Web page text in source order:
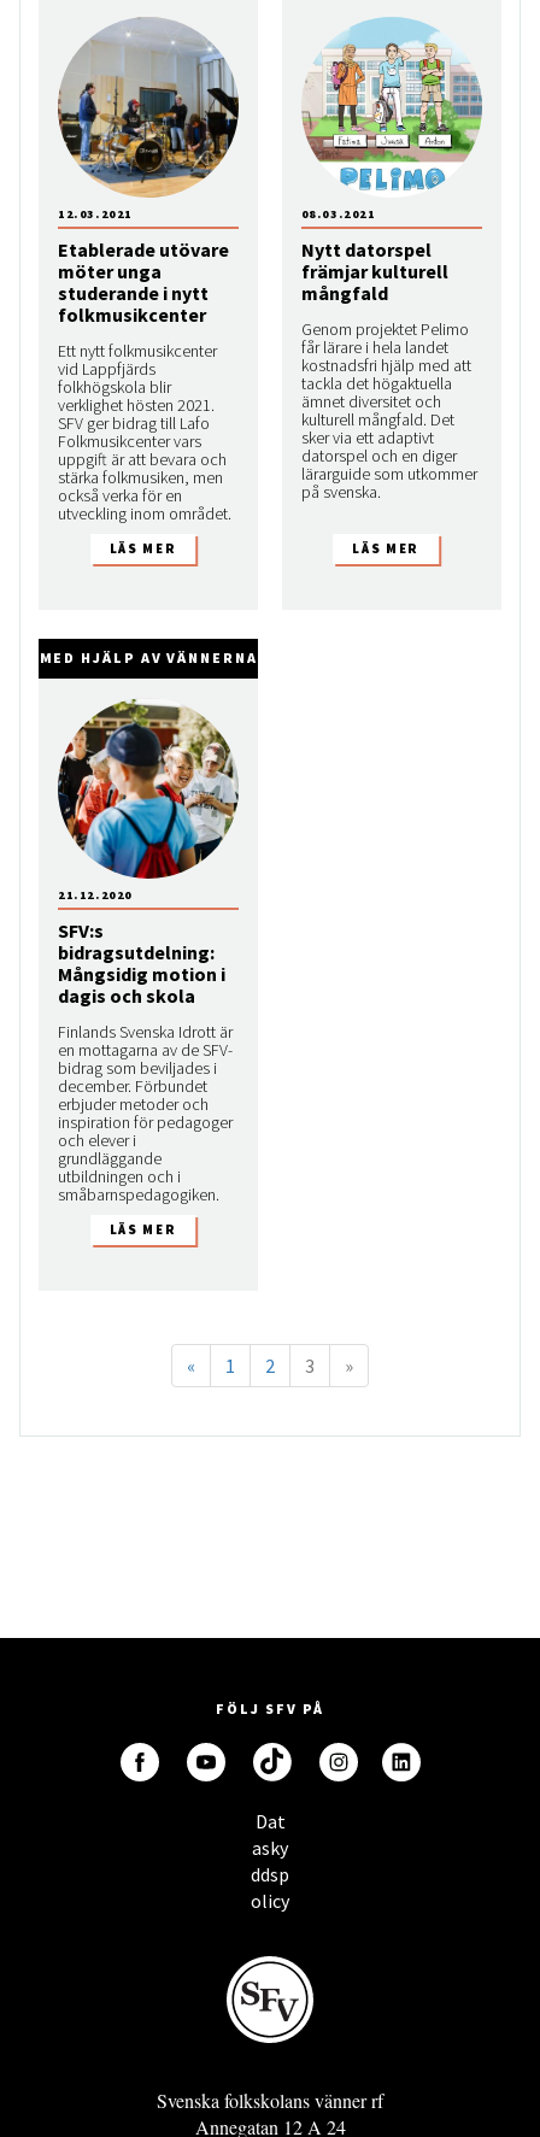
Etablerade utövare
möter unga
studerande i nytt
folkmusikcenter
Ett nytt folkmusikcenter
vid Lappfjärds
folkhögskola blir
verklighet hösten 2021.
SFV ger bidrag till Lafo
Folkmusikcenter vars
uppgift är att bevara och
stärka folkmusiken, men
också verka för en
utveckling inom området.
12.03.2021
Nytt datorspel
främjar kulturell
mångfald
Genom projektet Pelimo
får lärare i hela landet
kostnadsfri hjälp med att
tackla det högaktuella
ämnet diversitet och
kulturell mångfald. Det
sker via ett adaptivt
datorspel och en diger
lärarguide som utkommer
på svenska.
08.03.2021
MED HJÄLP AV VÄNNERNA
SFV:s
bidragsutdelning:
Mångsidig motion i
dagis och skola
Finlands Svenska Idrott är
en mottagarna av de SFV-
bidrag som beviljades i
december. Förbundet
erbjuder metoder och
inspiration för pedagoger
och elever i
grundläggande
utbildningen och i
småbarnspedagogiken.
21.12.2020
« 1 2 3 »
FÖLJ SFV PÅ
Dat
asky
ddsp
olicy
Svenska folkskolans vänner rf
Annegatan 12 A 24